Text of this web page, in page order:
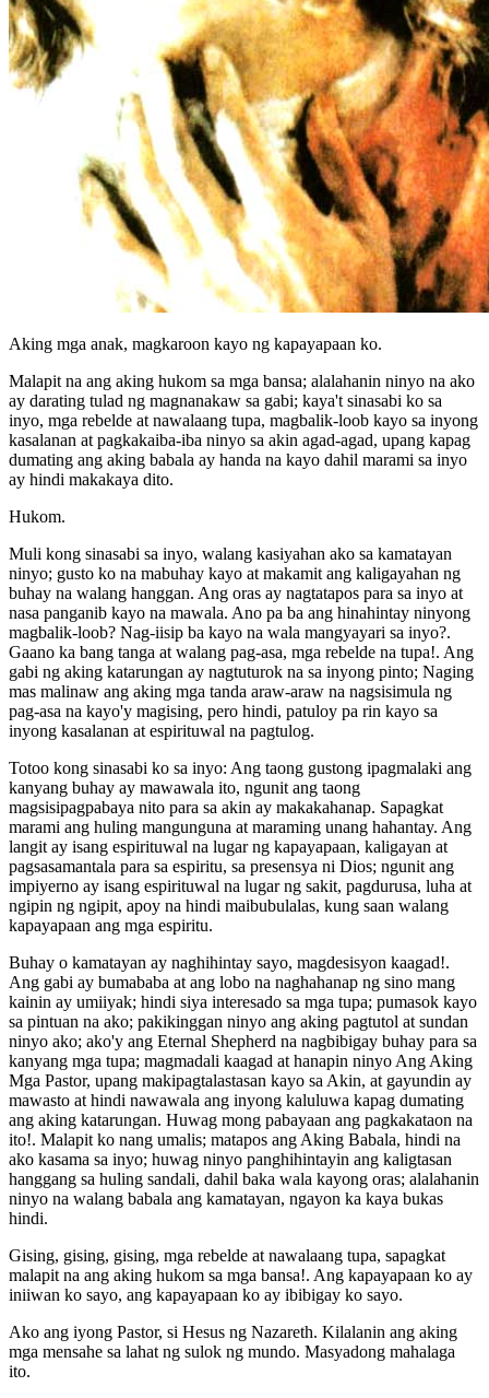
Aking mga anak, magkaroon kayo ng kapayapaan ko.
Malapit na ang aking hukom sa mga bansa; alalahanin ninyo na ako
ay darating tulad ng magnanakaw sa gabi; kaya't sinasabi ko sa
inyo, mga rebelde at nawalaang tupa, magbalik-loob kayo sa inyong
kasalanan at pagkakaiba-iba ninyo sa akin agad-agad, upang kapag
dumating ang aking babala ay handa na kayo dahil marami sa inyo
ay hindi makakaya dito.
Hukom.
Muli kong sinasabi sa inyo, walang kasiyahan ako sa kamatayan
ninyo; gusto ko na mabuhay kayo at makamit ang kaligayahan ng
buhay na walang hanggan. Ang oras ay nagtatapos para sa inyo at
nasa panganib kayo na mawala. Ano pa ba ang hinahintay ninyong
magbalik-loob? Nag-iisip ba kayo na wala mangyayari sa inyo?.
Gaano ka bang tanga at walang pag-asa, mga rebelde na tupa!. Ang
gabi ng aking katarungan ay nagtuturok na sa inyong pinto; Naging
mas malinaw ang aking mga tanda araw-araw na nagsisimula ng
pag-asa na kayo'y magising, pero hindi, patuloy pa rin kayo sa
inyong kasalanan at espirituwal na pagtulog.
Totoo kong sinasabi ko sa inyo: Ang taong gustong ipagmalaki ang
kanyang buhay ay mawawala ito, ngunit ang taong
magsisipagpabaya nito para sa akin ay makakahanap. Sapagkat
marami ang huling mangunguna at maraming unang hahantay. Ang
langit ay isang espirituwal na lugar ng kapayapaan, kaligayan at
pagsasamantala para sa espiritu, sa presensya ni Dios; ngunit ang
impiyerno ay isang espirituwal na lugar ng sakit, pagdurusa, luha at
ngipin ng ngipit, apoy na hindi maibubulalas, kung saan walang
kapayapaan ang mga espiritu.
Buhay o kamatayan ay naghihintay sayo, magdesisyon kaagad!.
Ang gabi ay bumababa at ang lobo na naghahanap ng sino mang
kainin ay umiiyak; hindi siya interesado sa mga tupa; pumasok kayo
sa pintuan na ako; pakikinggan ninyo ang aking pagtutol at sundan
ninyo ako; ako'y ang Eternal Shepherd na nagbibigay buhay para sa
kanyang mga tupa; magmadali kaagad at hanapin ninyo Ang Aking
Mga Pastor, upang makipagtalastasan kayo sa Akin, at gayundin ay
mawasto at hindi nawawala ang inyong kaluluwa kapag dumating
ang aking katarungan. Huwag mong pabayaan ang pagkakataon na
ito!. Malapit ko nang umalis; matapos ang Aking Babala, hindi na
ako kasama sa inyo; huwag ninyo panghihintayin ang kaligtasan
hanggang sa huling sandali, dahil baka wala kayong oras; alalahanin
ninyo na walang babala ang kamatayan, ngayon ka kaya bukas
hindi.
Gising, gising, gising, mga rebelde at nawalaang tupa, sapagkat
malapit na ang aking hukom sa mga bansa!. Ang kapayapaan ko ay
iniiwan ko sayo, ang kapayapaan ko ay ibibigay ko sayo.
Ako ang iyong Pastor, si Hesus ng Nazareth. Kilalanin ang aking
mga mensahe sa lahat ng sulok ng mundo. Masyadong mahalaga
ito.